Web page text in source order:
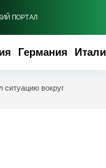
ПОРТАЛ
Германия
ситуацию вокруг